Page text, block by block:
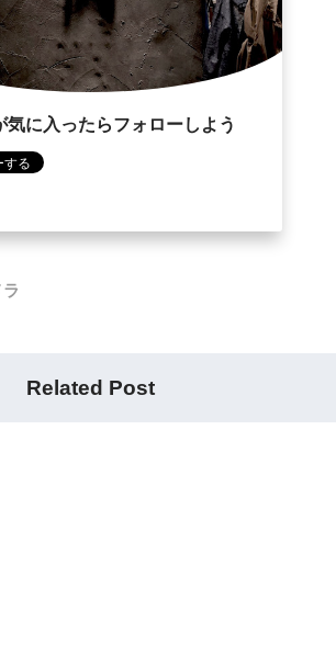
気に入ったらフォローしよう
Related Post